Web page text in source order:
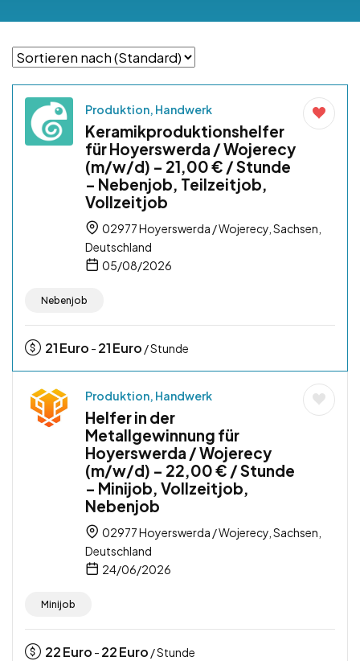
Produktion, Handwerk
Keramikproduktionshelfer
für Hoyerswerda / Wojerecy
(m/w/d) – 21,00 € / Stunde
– Nebenjob, Teilzeitjob,
Vollzeitjob
02977 Hoyerswerda / Wojerecy, Sachsen,
Deutschland
05/08/2026
Nebenjob
21Euro - 21Euro / Stunde
Produktion, Handwerk
Helfer in der
Metallgewinnung für
Hoyerswerda / Wojerecy
(m/w/d) – 22,00 € / Stunde
– Minijob, Vollzeitjob,
Nebenjob
02977 Hoyerswerda / Wojerecy, Sachsen,
Deutschland
24/06/2026
Minijob
22Euro - 22Euro / Stunde